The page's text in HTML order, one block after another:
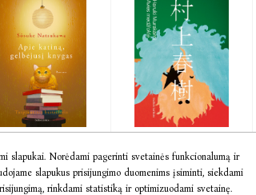
El. knyga Apie
...
Natsukawa
medžioklė
Haruki Murakami
slapukai. Norėdami pagerinti svetainės funkcionalumą ir
slapukus prisijungimo duomenims įsiminti, siekdami
rinkdami statistiką ir optimizuodami svetainę.